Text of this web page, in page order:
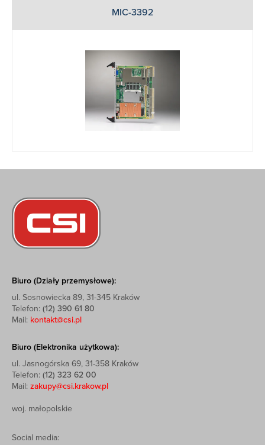
MIC-3392
Biuro (Działy przemysłowe):
ul. Sosnowiecka 89, 31-345 Kraków
Telefon: (12) 390 61 80
Mail: kontakt@csi.pl
Biuro (Elektronika użytkowa):
ul. Jasnogórska 69, 31-358 Kraków
Telefon: (12) 323 62 00
Mail: zakupy@csi.krakow.pl
woj. małopolskie
Social media: